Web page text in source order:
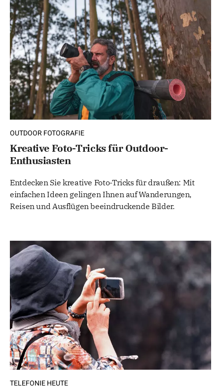
OUTDOOR FOTOGRAFIE
Kreative Foto-Tricks für Outdoor-
Enthusiasten
Entdecken Sie kreative Foto-Tricks für draußen: Mit
einfachen Ideen gelingen Ihnen auf Wanderungen,
Reisen und Ausflügen beeindruckende Bilder.
TELEFONIE HEUTE